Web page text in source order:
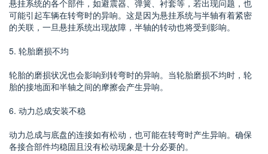
悬挂系统的各个部件，如避震器、弹簧、衬套等，若出现问题，也
可能引起车辆在转弯时的异响。这是因为悬挂系统与半轴有着紧密
的关联，一旦悬挂系统出现故障，半轴的转动也将受到影响。
5. 轮胎磨损不均
轮胎的磨损状况也会影响到转弯时的异响。当轮胎磨损不均时，轮
胎的接地面和半轴之间的摩擦会产生异响。
6. 动力总成安装不稳
动力总成与底盘的连接如有松动，也可能在转弯时产生异响。确保
各接合部件均稳固且没有松动现象是十分必要的。